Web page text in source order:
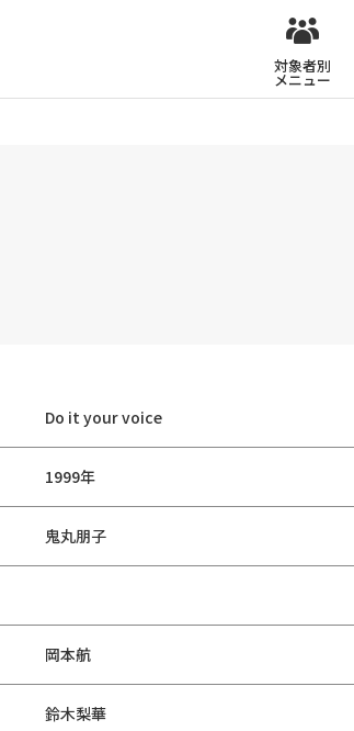
対象者別
メニュー
Do it your voice
1999年
鬼丸朋子
岡本航
鈴木梨華